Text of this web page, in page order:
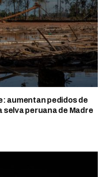
aumentan pedidos de
selva peruana de Madre